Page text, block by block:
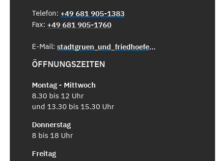
Telefon: +49 681 905-1383
Fax: +49 681 905-1760
E-Mail: stadtgruen_und_friedhoefe@saarbruecken.de
ÖFFNUNGSZEITEN
Montag - Mittwoch
8.30 bis 12 Uhr
und 13.30 bis 15.30 Uhr
Donnerstag
8 bis 18 Uhr
Freitag